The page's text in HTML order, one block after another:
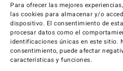
Para ofrecer las mejores
las cookies para almacenar y/o
dispositivo. El consentimiento de
procesar datos como el
identificaciones únicas en este sitio.
consentimiento, puede afectar
características y funciones.